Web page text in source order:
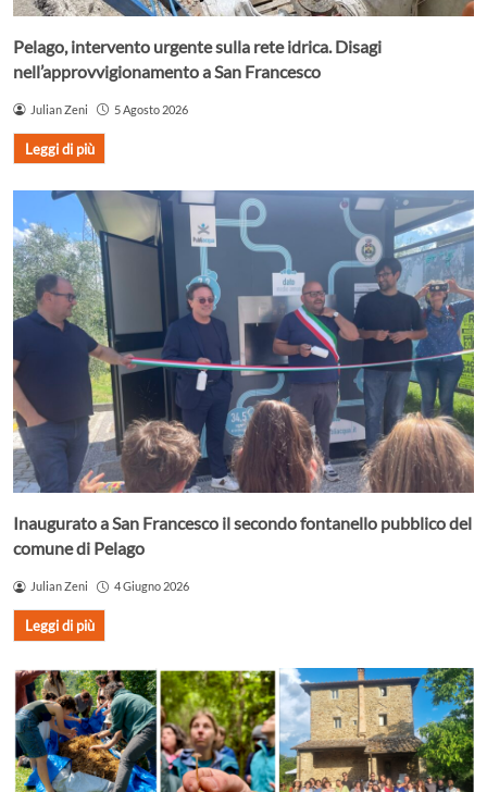
Pelago, intervento urgente sulla rete idrica. Disagi
nell’approvvigionamento a San Francesco
Julian Zeni 5 Agosto 2026
Leggi di più
Inaugurato a San Francesco il secondo fontanello pubblico del
comune di Pelago
Julian Zeni 4 Giugno 2026
Leggi di più